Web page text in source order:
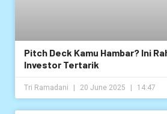
Pitch Deck Kamu Hambar? Ini
Investor Tertarik
Tri Ramadani 20 June 2025 14:47